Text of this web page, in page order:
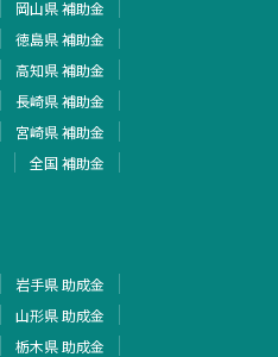
岡山県 補助金
徳島県 補助金
高知県 補助金
長崎県 補助金
宮崎県 補助金
全国 補助金
岩手県 助成金
山形県 助成金
栃木県 助成金